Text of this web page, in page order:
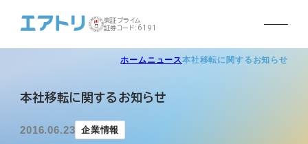
東証プライム
証券コード:6191
ホーム ニュース本社移転に関するお知らせ
本社移転に関するお知らせ
2016.06.23 企業情報